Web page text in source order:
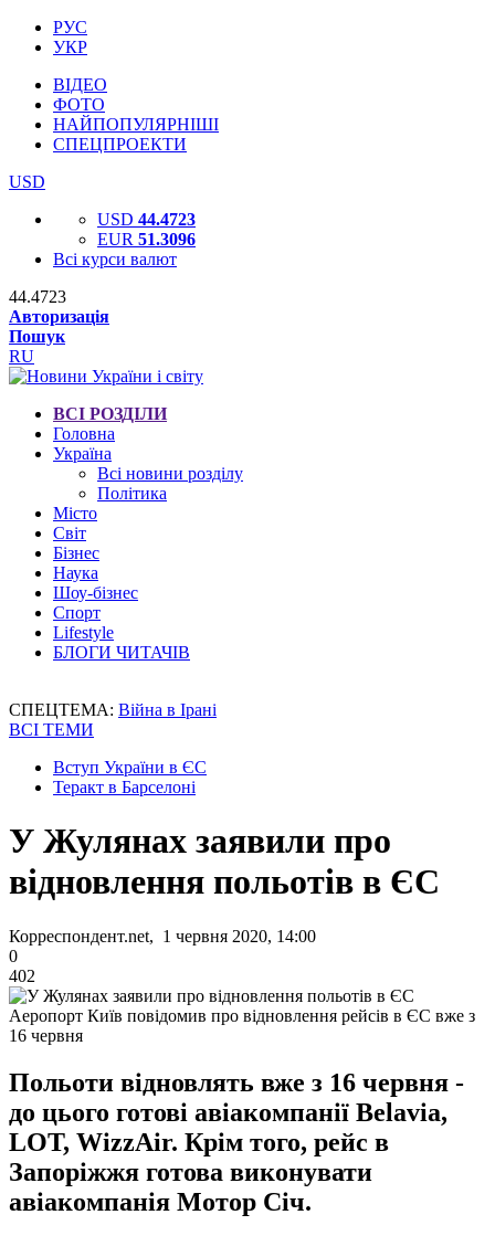
РУС
УКР
ВІДЕО
ФОТО
НАЙПОПУЛЯРНІШІ
СПЕЦПРОЕКТИ
USD
USD 44.4723
EUR 51.3096
Всі курси валют
44.4723
Авторизація
Пошук
RU
ВСІ РОЗДІЛИ
Головна
Україна
Всі новини розділу
Політика
Місто
Світ
Бізнес
Наука
Шоу-бізнес
Спорт
Lifestyle
БЛОГИ ЧИТАЧІВ
СПЕЦТЕМА: Війна в Ірані
ВСІ ТЕМИ
Вступ України в ЄС
Теракт в Барселоні
У Жулянах заявили про
відновлення польотів в ЄС
Корреспондент.net, 1 червня 2020, 14:00
0
402
Аеропорт Київ повідомив про відновлення рейсів в ЄС вже з
16 червня
Польоти відновлять вже з 16 червня -
до цього готові авіакомпанії Belavia,
LOT, WizzAir. Крім того, рейс в
Запоріжжя готова виконувати
авіакомпанія Мотор Січ.